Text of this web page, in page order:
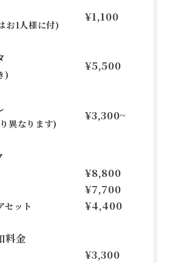
お1人様に付)
¥1,100
)
¥5,500
異なります)
¥3,300~
セット
¥8,800
¥7,700
¥4,400
料金
¥3,300